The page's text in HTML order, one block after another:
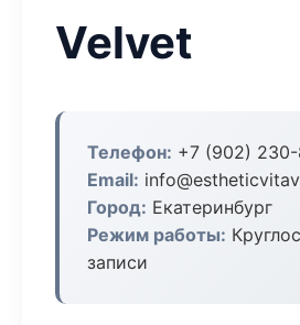
Velvet
Телефон: +7 (902)
Email:
Город: Екатеринбург
Режим работы:
записи